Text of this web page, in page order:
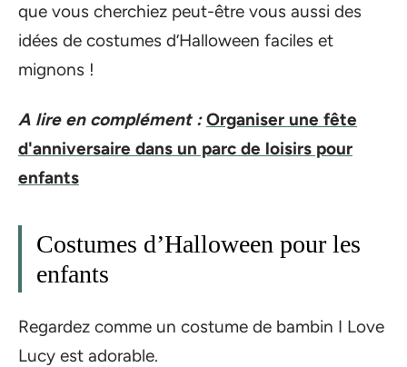
que vous cherchiez peut-être vous aussi des
idées de costumes d’Halloween faciles et
mignons !
A lire en complément : Organiser une fête
d'anniversaire dans un parc de loisirs pour
enfants
Costumes d’Halloween pour les
enfants
Regardez comme un costume de bambin I Love
Lucy est adorable.